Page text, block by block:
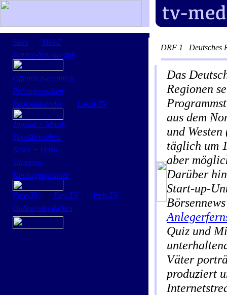
Start| Mobil
Sender-Neuigkeiten
Öffentlich-rechtlich
Privatfernsehen
Regionalsender| Lokal-TV
Jugend + Musik
Sportfernsehen
News + Doku
Shopping
Kinderprogramm
Free-TV| Pay-TV| Web-TV
Onlinevideotheken
DRF 1 Deutsches
Das
Regionen
aus dem
und
täglich um
aber
Darüber
Start-up-
Quiz und
Väter
produziert